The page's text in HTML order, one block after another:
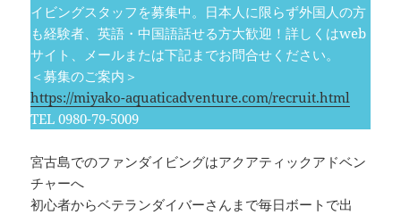
イビングスタッフを募集中。日本人に限らず外国人の方
も経験者、英語・中国語話せる方大歓迎！詳しくはweb
サイト、メールまたは下記までお問合せください。
＜募集のご案内＞
https://miyako-aquaticadventure.com/recruit.html
TEL 0980-79-5009
宮古島でのファンダイビングはアクアティックアドベン
チャーへ
初心者からベテランダイバーさんまで毎日ボートで出